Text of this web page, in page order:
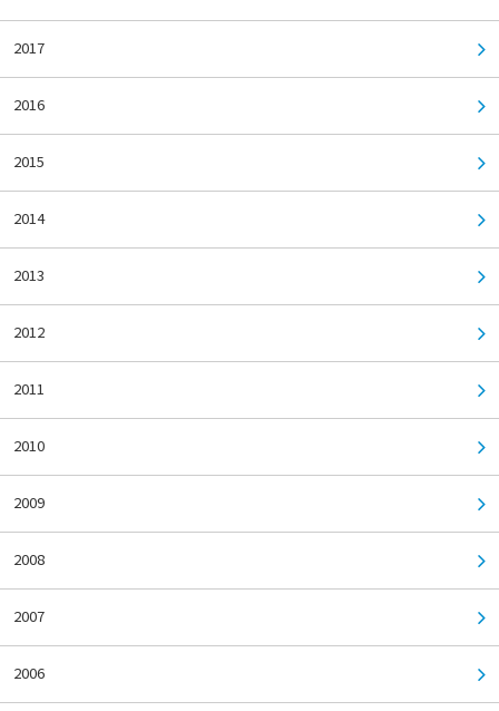
2017
2016
2015
2014
2013
2012
2011
2010
2009
2008
2007
2006